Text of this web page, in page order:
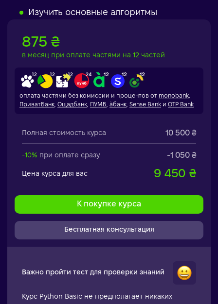
Изучить основные алгоритмы
875 ₴
в месяц при оплате частями на 12 частей
оплата частями без комиссии и процентов от monobank
ПриватБанк Ощадбанк ПУМБ àбанк Sense Bank и OTP Bank
Полная стоимость курса 10 500 ₴
-10% при оплате сразу -1 050 ₴
Цена курса для вас 9 450 ₴
К покупке курса
Бесплатная консультация
Важно пройти тест для проверки знаний
Курс Python Basic не предполагает никаких